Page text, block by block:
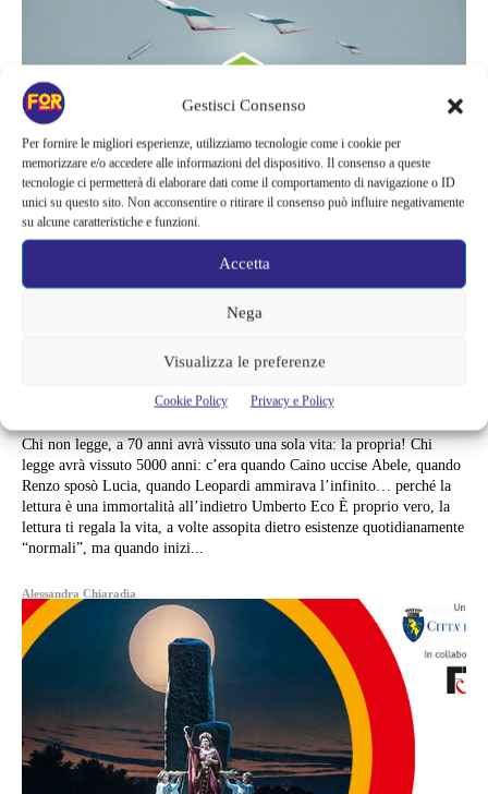
Gestisci Consenso
Per fornire le migliori esperienze, utilizziamo tecnologie come i cookie per
memorizzare e/o accedere alle informazioni del dispositivo. Il consenso a queste
tecnologie ci permetterà di elaborare dati come il comportamento di navigazione o ID
unici su questo sito. Non acconsentire o ritirare il consenso può influire negativamente
su alcune caratteristiche e funzioni.
Accetta
Nega
Visualizza le preferenze
Cookie Policy Privacy e Policy
“ALL YOU CAN READ” CHE
Chi non legge, a 70 anni avrà vissuto una sola vita: la propria! Chi
legge avrà vissuto 5000 anni: c’era quando Caino uccise Abele, quando
Renzo sposò Lucia, quando Leopardi ammirava l’infinito… perché la
lettura è una immortalità all’indietro Umberto Eco È proprio vero, la
lettura ti regala la vita, a volte assopita dietro esistenze quotidianamente
“normali”, ma quando inizi...
Alessandra Chiaradia